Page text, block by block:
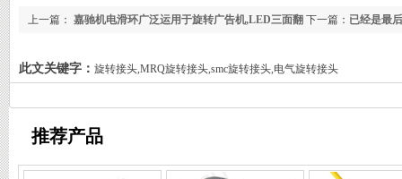
下一篇： 已经是最
上一篇： 嘉驰机电滑环广泛运用于旋转广告机,LED三面翻
此文关键字： 旋转接头,MRQ旋转接头,smc旋转接头,电气旋转接头
推荐产品